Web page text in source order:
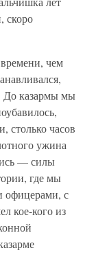
скоро
чем
До казармы мы
столько часов
ужина
— силы
где мы
офицерами, с
кое-кого из